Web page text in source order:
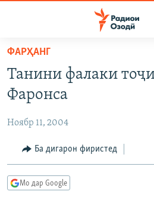
Ҷаҳиш
мояи
аслӣ
Ҷаҳиш
ба
Ҷаҳиш
ҶОМЕА
ҚАЗИЯИ "КРОКУС"
ФАРҲАНГ
ГАПИ ОЗОД
РӮЗГОРИ МУҲОҶИР
САЛОМ, ХОҲАР
ТАҲҚИҚОТ
НАЗАРИ МАРДУМ
ФАРҲАНГ
Танини фалаки
Фаронса
Ноябр 11, 2004
Ба дигарон фиристед
Мо дар Google